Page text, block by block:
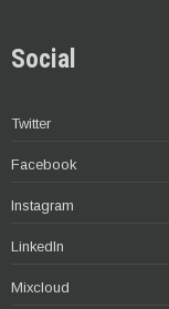
Social
Twitter
Facebook
Instagram
LinkedIn
Mixcloud